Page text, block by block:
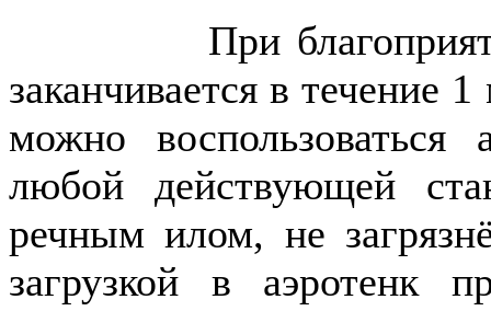
При благоприятных
заканчивается в течение
можно
любой действующей
речным илом, не
загрузкой в аэротенк